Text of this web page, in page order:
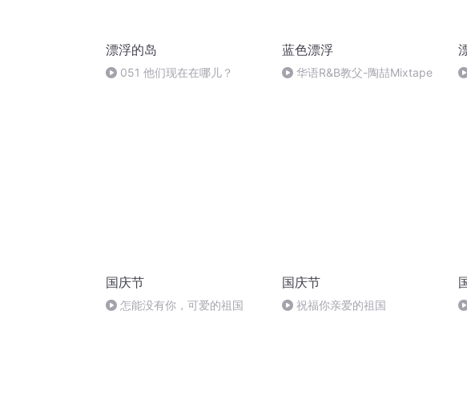
漂浮的岛
051 他们现在在哪儿？
蓝色漂浮
华语R&B教父-陶喆Mixtape
国庆节
怎能没有你，可爱的祖国
国庆节
祝福你亲爱的祖国